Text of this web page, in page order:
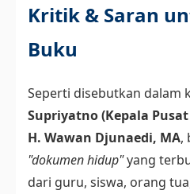
Kritik & Saran
Buku
Seperti disebutkan dalam
Supriyatno (Kepala
H. Wawan Djunaedi, MA,
"dokumen hidup"yang
dari guru, siswa, orang